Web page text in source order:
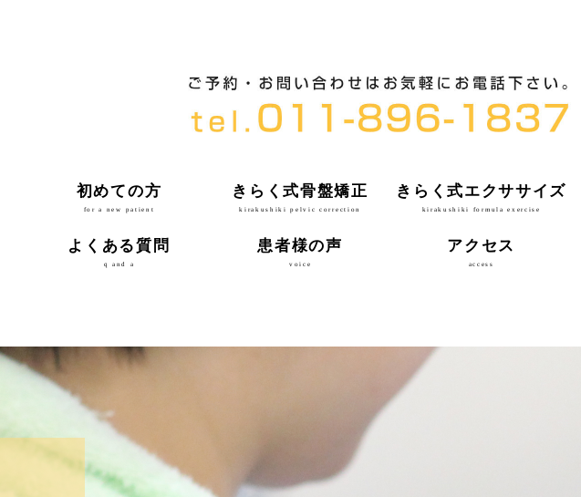
初めての方
for a new patient
きらく式骨盤矯正
kirakushiki pelvic correction
きらく式エクササイズ
kirakushiki formula exercise
よくある質問
q and a
患者様の声
voice
アクセス
access